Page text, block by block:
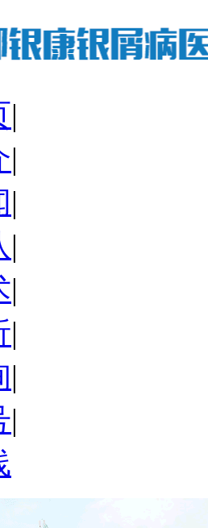
|
|
|
|
|
|
|
|